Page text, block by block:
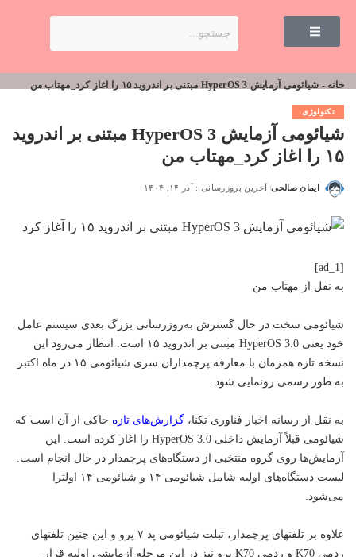
خانه - شیائومی آزمایش HyperOS 3 مبتنی بر اندروید ۱۵ را اغاز کرد_مهتاب من
تکنولوژی
شیائومی آزمایش HyperOS 3 مبتنی بر اندروید
۱۵ را اغاز کرد_مهتاب من
ایمان صالحی آخرین بروزرسانی : آذر ۱۴, ۱۴۰۴
[ad_1]
به نقل از مهتاب من
شیائومی سخت در حال گسترش به‌روزرسانی بزرگ بعدی سیستم عامل
خود یعنی HyperOS 3.0 مبتنی بر اندروید ۱۵ است. انتظار می‌رود این
نسخه تازه همزمان با معارفه پرچمداران سری شیائومی ۱۵ در ماه اکتبر
به طور رسمی رونمایی شود.
به نقل از رسانه اخبار فناوری تکنا، گزارش‌های تازه حاکی از آن است که
شیائومی قبلاً آزمایش داخلی HyperOS 3.0 را اغاز کرده است. این
آزمایش‌ها روی گروه منتخبی از دستگاه‌های پرچمدار در حال انجام است.
لیست دستگاه‌های اولیه شامل شیائومی ۱۴ و شیائومی ۱۴ اولترا
می‌شود.
علاوه بر تلفنهای پرچمدار، تبلت شیائومی پد ۷ پرو و این چنین تلفنهای
ردمی K70 و ردمی K70 پرو نیز در این مرحله آزمایشی اولیه قرار